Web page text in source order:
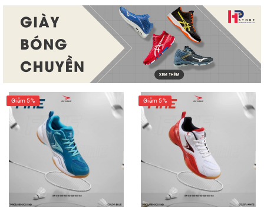
Giảm 5% Giảm 5%